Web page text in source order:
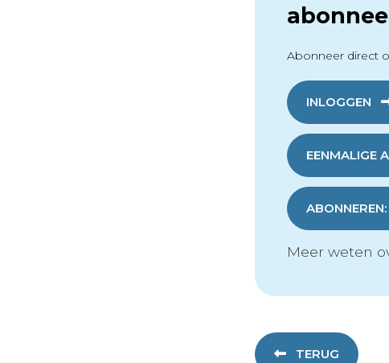
Abonneer direct
INLOGGEN
EENMALIGE
Meer weten
TERUG